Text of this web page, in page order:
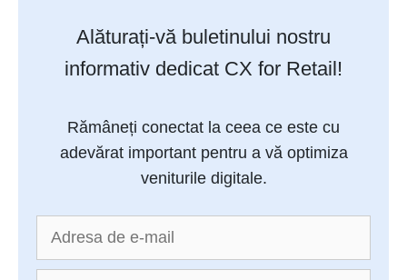
Alăturați-vă buletinului nostru
informativ dedicat CX for Retail!
Rămâneți conectat la ceea ce este cu
adevărat important pentru a vă optimiza
veniturile digitale.